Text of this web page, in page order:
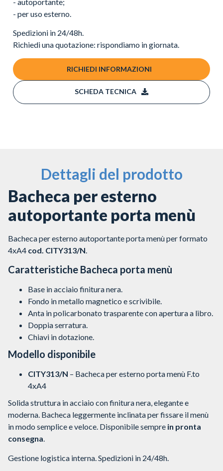
- per uso esterno.
Spedizioni in 24/48h.
Richiedi una quotazione: rispondiamo in giornata.
RICHIEDI INFORMAZIONI
SCHEDA TECNICA
Dettagli del prodotto
Bacheca per esterno
autoportante porta menù
Bacheca per esterno autoportante porta menù per formato
4xA4 cod. CITY313/N
Caratteristiche Bacheca porta menù
Base in acciaio finitura nera.
Fondo in metallo magnetico e scrivibile.
Anta in policarbonato trasparente con apertura a libro.
Doppia serratura.
Chiavi in dotazione.
Modello disponibile
CITY313/N – Bacheca per esterno porta menù F.to
4xA4
Solida struttura in acciaio con finitura nera, elegante e
moderna. Bacheca leggermente inclinata per fissare il menù
in modo semplice e veloce. Disponibile sempre in pronta
consegna.
Gestione logistica interna. Spedizioni in 24/48h.